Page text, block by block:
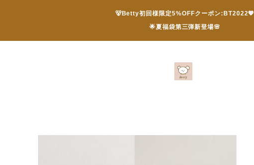
🐻Betty初回様限定5%OFFクーポン:BT2022💖
🌟夏福袋第三弾新登場🌸